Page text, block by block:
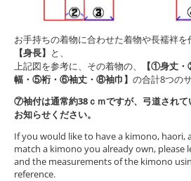
お手持ちの着物に合わせた着物や長襦袢
【身長】 と、
上記図を参考に、その着物の、
【①身丈
幅・⑤裄・⑥袖丈・⑧袖巾】 の合計8つの
⑦袖付は通常約38ｃｍですが、弓道され
お知らせください。
If you would like to have a kimono, haori,
match a kimono you already own, please
and the measurements of the kimono
reference.